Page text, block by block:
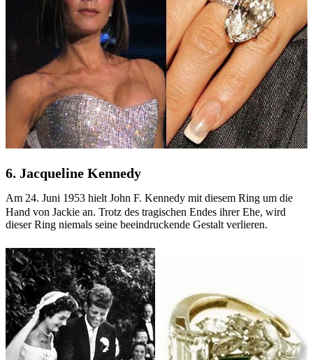
6. Jacqueline Kennedy
Am 24. Juni 1953 hielt John F. Kennedy mit diesem Ring um die
Hand von Jackie an. Trotz des tragischen Endes ihrer Ehe, wird
dieser Ring niemals seine beeindruckende Gestalt verlieren.